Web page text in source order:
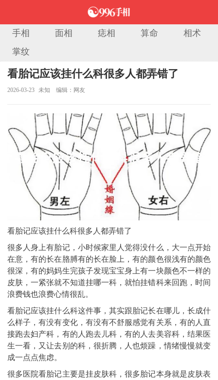
手相 面相 痣相 算命
相术
掌纹
当前位置：
看胎记应该挂什么科很多人都弄错了
2026-03-23 未知 编辑：网友
看胎记应该挂什么科很多人都弄错了
很多人身上有胎记，小时候家里人觉得没什么，大一点开始
在意，有的长在胳膊有的长在脸上，有的颜色很浅有的颜色
很深，有的妈妈生完孩子发现宝宝身上有一块颜色不一样的
皮肤，一紧张就不知道挂哪一科，就怕挂错科来回跑，时间
浪费钱也浪费心情很乱。
看胎记应该挂什么科这件事，其实跟胎记长在哪儿，长成什
么样子，有没有变化，有没有不舒服感觉有关系，有的人直
接跑去妇产科，有的人跑去儿科，有的人去美容科，结果医
生一看，又让去别的科，很折腾，人也烦躁，情绪慢慢就变
成一点点焦虑。
很多医院看胎记主要是挂皮肤科，很多胎记本身就是皮肤表